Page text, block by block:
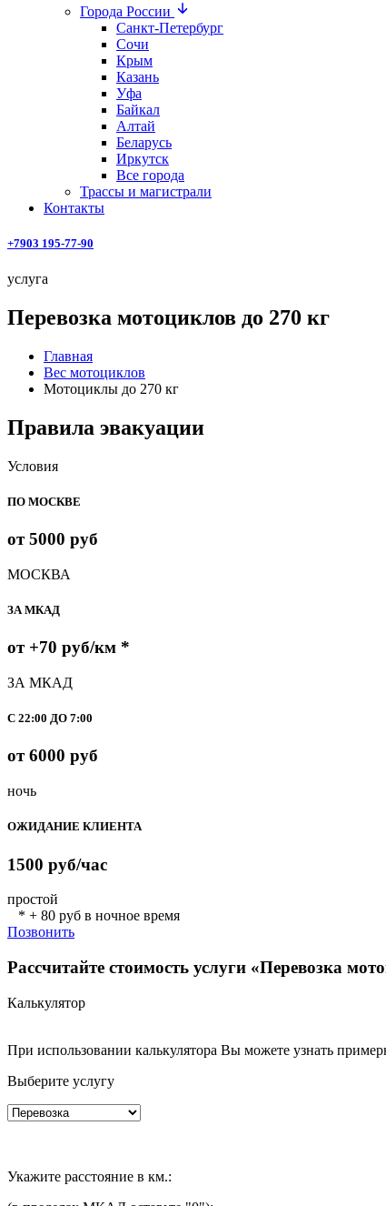
Города России
Санкт-Петербург
Сочи
Крым
Казань
Уфа
Байкал
Алтай
Беларусь
Иркутск
Все города
Трассы и магистрали
Контакты
+7903 195-77-90
услуга
Перевозка мотоциклов до 270 кг
Главная
Вес мотоциклов
Мотоциклы до 270 кг
Правила эвакуации
Условия
ПО МОСКВЕ
от 5000 руб
МОСКВА
ЗА МКАД
от +70 руб/км *
ЗА МКАД
С 22:00 ДО 7:00
от 6000 руб
ночь
ОЖИДАНИЕ КЛИЕНТА
1500 руб/час
простой
* + 80 руб в ночное время
Позвонить
Рассчитайте стоимость услуги «Перевозка
Калькулятор
При использовании калькулятора Вы можете узнать
Выберите услугу
Укажите расстояние в км.: